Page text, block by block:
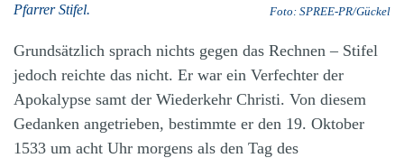
Pfarrer Stifel.
Foto: SPREE-PR/Gückel
Grundsätzlich sprach nichts gegen das Rechnen – Stifel
jedoch reichte das nicht. Er war ein Verfechter der
Apokalypse samt der Wiederkehr Christi. Von diesem
Gedanken angetrieben, bestimmte er den 19. Oktober
1533 um acht Uhr morgens als den Tag des